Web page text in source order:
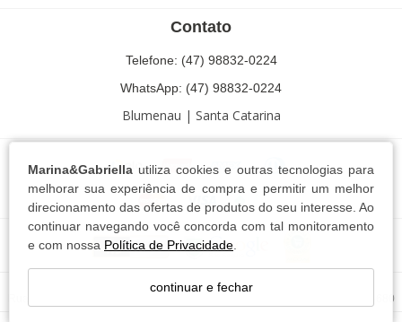
Marina&Gabriella utiliza cookies e outras tecnologias para
melhorar sua experiência de compra e permitir um melhor
direcionamento das ofertas de produtos do seu interesse. Ao
continuar navegando você concorda com tal monitoramento
e com nossa Política de Privacidade.
continuar e fechar
Contato
Telefone: (47) 98832-0224
WhatsApp: (47) 98832-0224
Blumenau | Santa Catarina
Marina e Gabriella Conf. e Com. Textil LTDA - 13.744.102/0001-63
Rua Ricardo Paul,76 Bairro Escola Agrícola - Blumenau - SC - CEP: 89037-680